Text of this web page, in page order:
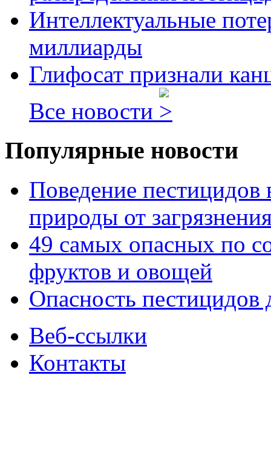
Интеллектуальные
миллиарды
Глифосат признали
Все новости
Популярные новости
Поведение
природы от
49 самых опасных по
фруктов и овощей
Опасность пестицидов
Веб-ссылки
Контакты